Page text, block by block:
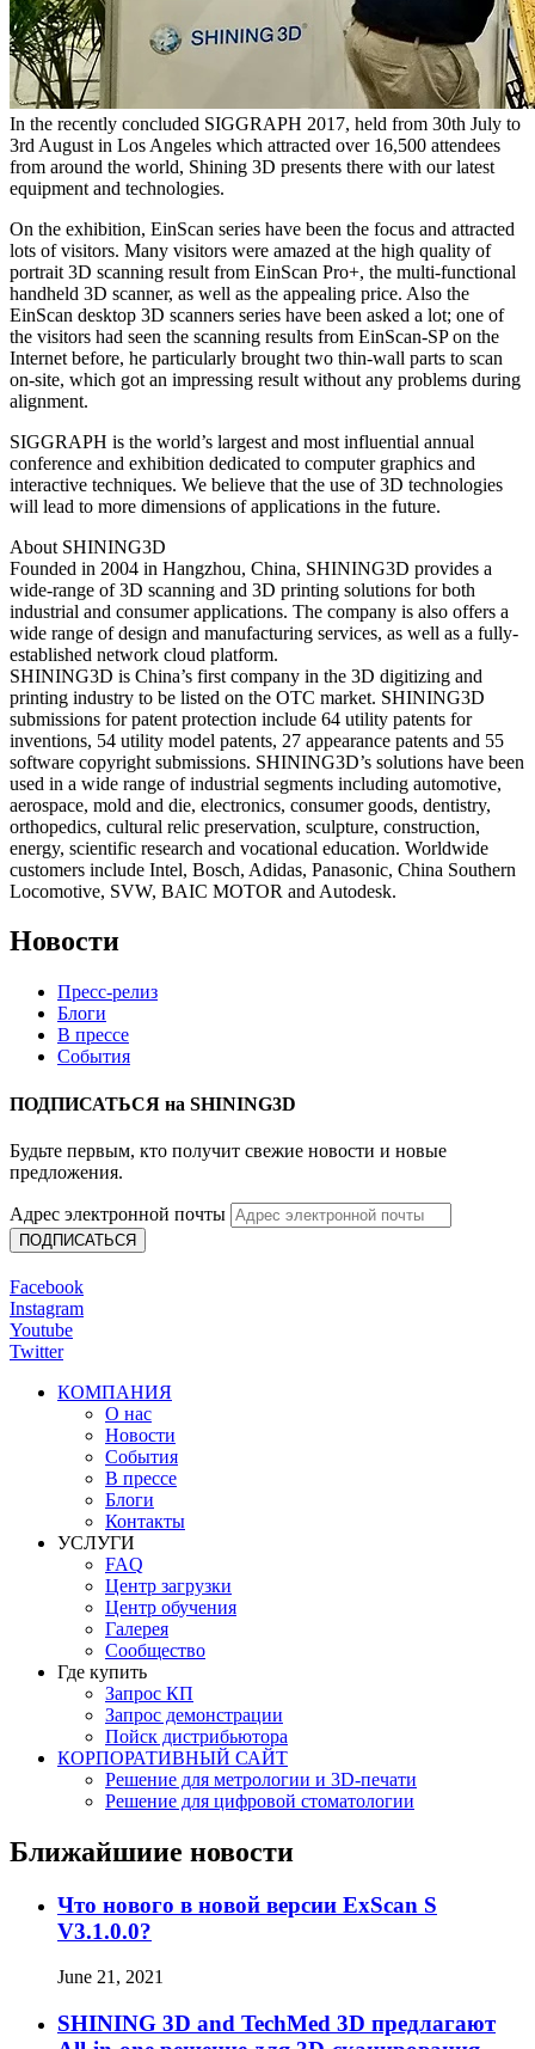
In the recently concluded SIGGRAPH 2017, held from 30th July to
3rd August in Los Angeles which attracted over 16,500 attendees
from around the world, Shining 3D presents there with our latest
equipment and technologies.
On the exhibition, EinScan series have been the focus and attracted
lots of visitors. Many visitors were amazed at the high quality of
portrait 3D scanning result from EinScan Pro+, the multi-functional
handheld 3D scanner, as well as the appealing price. Also the
EinScan desktop 3D scanners series have been asked a lot; one of
the visitors had seen the scanning results from EinScan-SP on the
Internet before, he particularly brought two thin-wall parts to scan
on-site, which got an impressing result without any problems during
alignment.
SIGGRAPH is the world’s largest and most influential annual
conference and exhibition dedicated to computer graphics and
interactive techniques. We believe that the use of 3D technologies
will lead to more dimensions of applications in the future.
About SHINING3D
Founded in 2004 in Hangzhou, China, SHINING3D provides a
wide-range of 3D scanning and 3D printing solutions for both
industrial and consumer applications. The company is also offers a
wide range of design and manufacturing services, as well as a fully-
established network cloud platform.
SHINING3D is China’s first company in the 3D digitizing and
printing industry to be listed on the OTC market. SHINING3D
submissions for patent protection include 64 utility patents for
inventions, 54 utility model patents, 27 appearance patents and 55
software copyright submissions. SHINING3D’s solutions have been
used in a wide range of industrial segments including automotive,
aerospace, mold and die, electronics, consumer goods, dentistry,
orthopedics, cultural relic preservation, sculpture, construction,
energy, scientific research and vocational education. Worldwide
customers include Intel, Bosch, Adidas, Panasonic, China Southern
Locomotive, SVW, BAIC MOTOR and Autodesk.
Новости
Пресс-релиз
Блоги
В прессе
События
ПОДПИСАТЬСЯ на SHINING3D
Будьте первым, кто получит свежие новости и новые
предложения.
Адрес электронной почты
Facebook
Instagram
Youtube
Twitter
КОМПАНИЯ
О нас
Новости
События
В прессе
Блоги
Контакты
УСЛУГИ
FAQ
Центр загрузки
Центр обучения
Галерея
Сообщество
Где купить
Запрос КП
Запрос демонстрации
Пойск дистрибьютора
КОРПОРАТИВНЫЙ САЙТ
Решение для метрологии и 3D-печати
Решение для цифровой стоматологии
Ближайшиие новости
Что нового в новой версии ExScan S
V3.1.0.0?
June 21, 2021
SHINING 3D and TechMed 3D предлагают